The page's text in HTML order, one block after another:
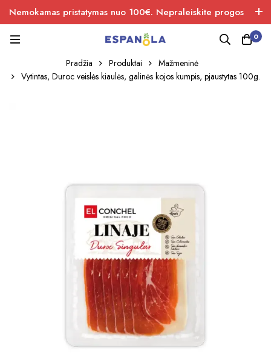
Nemokamas pristatymas nuo 100€. Nepraleiskite progos
įsigiti naujos produkcijos.
0
Pradžia Produktai
Mažmeninė
Vytintas, Duroc veislės kiaulės, galinės kojos kumpis, pjaustytas 100g.